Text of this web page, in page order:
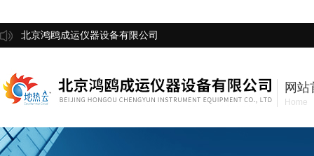
北京鸿鸥成运仪器设备有限公司
网站
Home